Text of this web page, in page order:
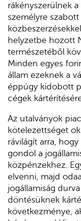
rákényszerülnek
személyre
helyzetbe hozott
természetéből
Minden egyes
állam ezeknek a
éppúgy kidobott
cégek
Az utalványok
kötelezettséget
rávilágít arra,
gondol a
közpénzekhez.
elvenni, majd
jogállamiság
döntésüknek
következménye,